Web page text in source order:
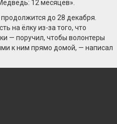
12 месяцев».
до 28 декабря.
на ёлку из-за того, что
— поручил, чтобы волонтеры
к ним прямо домой, — написал